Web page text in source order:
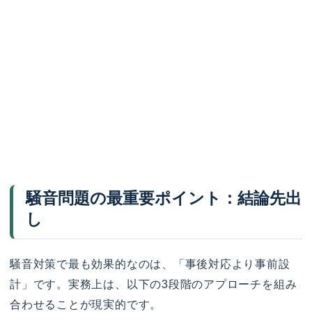
騒音問題の最重要ポイント：結論先出
し
騒音対策で最も効果的なのは、「事後対応より事前設
計」です。実務上は、以下の3段階のアプローチを組み
合わせることが現実的です。